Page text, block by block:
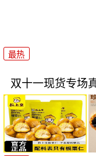
最热
双十一现货专场